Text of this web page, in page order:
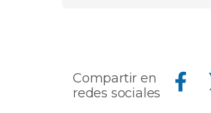
Compartir en
redes sociales
Compartir en Facebook